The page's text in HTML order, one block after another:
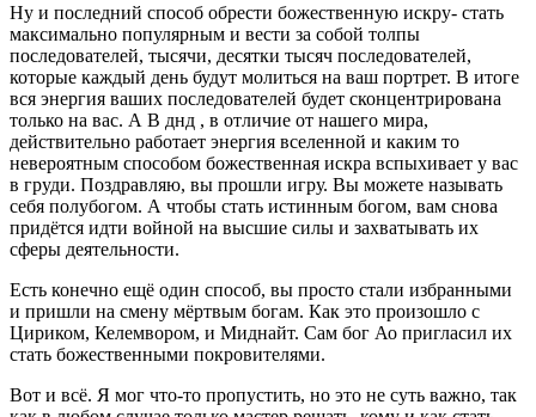
Ну и последний способ обрести божественную искру- стать
максимально популярным и вести за собой толпы
последователей, тысячи, десятки тысяч последователей,
которые каждый день будут молиться на ваш портрет. В итоге
вся энергия ваших последователей будет сконцентрирована
только на вас. А В днд , в отличие от нашего мира,
действительно работает энергия вселенной и каким то
невероятным способом божественная искра вспыхивает у вас
в груди. Поздравляю, вы прошли игру. Вы можете называть
себя полубогом. А чтобы стать истинным богом, вам снова
придётся идти войной на высшие силы и захватывать их
сферы деятельности.
Есть конечно ещё один способ, вы просто стали избранными
и пришли на смену мёртвым богам. Как это произошло с
Цириком, Келемвором, и Миднайт. Сам бог Ао пригласил их
стать божественными покровителями.
Вот и всё. Я мог что-то пропустить, но это не суть важно, так